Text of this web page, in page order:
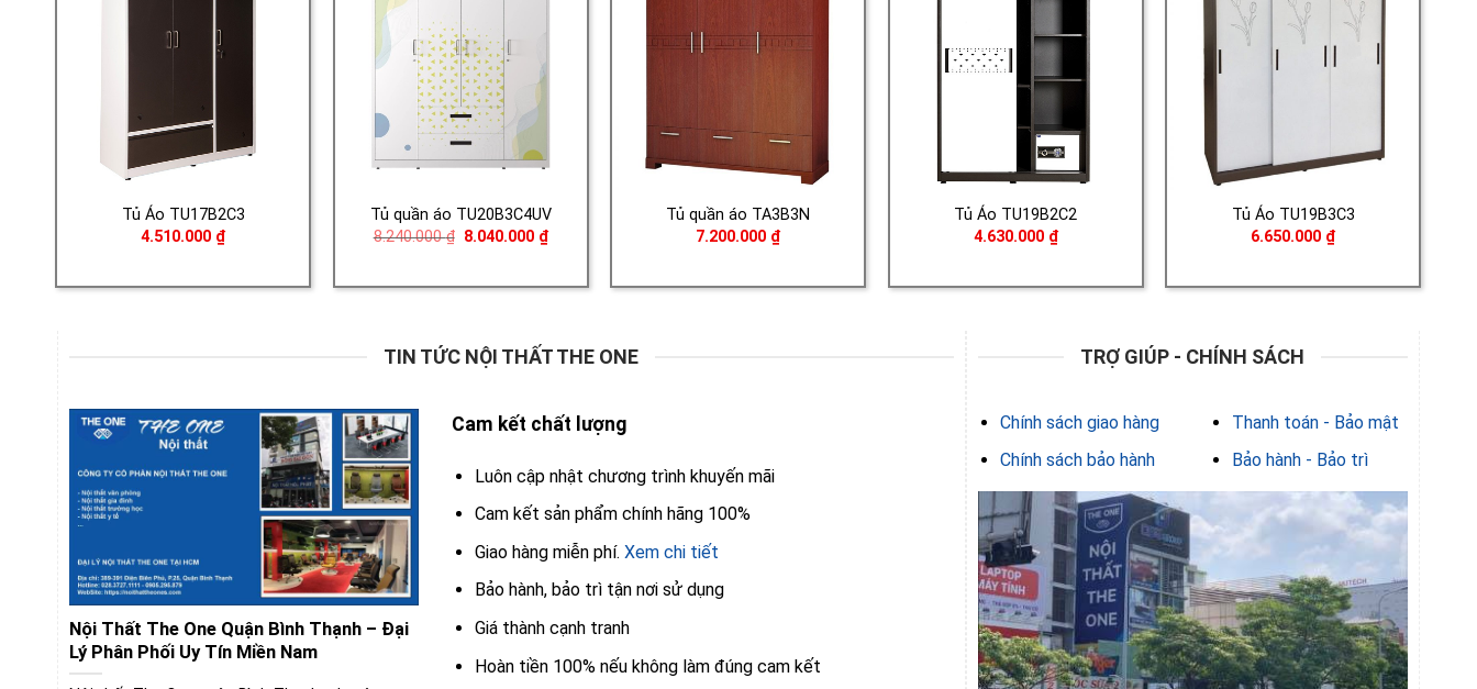
Tủ Áo TU17B2C3
4.510.000 ₫
Tủ quần áo TU20B3C4UV
8.240.000₫ Giá
8.240.000 ₫.
8.040.000 ₫Giá
hiện
là:
Tủ quần áo TA3B3N
7.200.000 ₫
Tủ Áo TU19B2C2
4.630.000 ₫
Tủ Áo TU19B3C3
6.650.000 ₫
TIN TỨC NỘI THẤT THE ONE
Nội Thất The One Quận Bình Thạnh – Đại
Lý Phân Phối Uy Tín Miền Nam
Cam kết chất lượng
Luôn cập nhật chương trình khuyến mãi
Cam kết sản phẩm chính hãng 100%
Giao hàng miễn phí. Xem chi tiết
Bảo hành, bảo trì tận nơi sử dụng
Giá thành cạnh tranh
Hoàn tiền 100% nếu không làm đúng cam kết
TRỢ GIÚP - CHÍNH SÁCH
Chính sách giao hàng
Chính sách bảo hành
Thanh toán - Bảo mật
Bảo hành - Bảo trì